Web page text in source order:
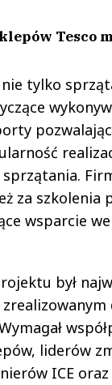
Tesco
tylko
za szkolenia
wsparcie
był
liderów
ICE